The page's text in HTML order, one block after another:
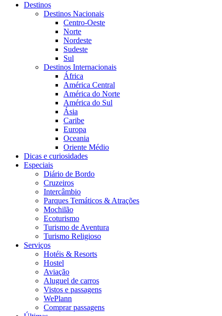
Destinos
Destinos Nacionais
Centro-Oeste
Norte
Nordeste
Sudeste
Sul
Destinos Internacionais
África
América Central
América do Norte
América do Sul
Ásia
Caribe
Europa
Oceania
Oriente Médio
Dicas e curiosidades
Especiais
Diário de Bordo
Cruzeiros
Intercâmbio
Parques Temáticos & Atrações
Mochilão
Ecoturismo
Turismo de Aventura
Turismo Religioso
Serviços
Hotéis & Resorts
Hostel
Aviação
Aluguel de carros
Vistos e passagens
WePlann
Comprar passagens